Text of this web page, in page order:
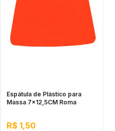
Espátula de Plástico para
Massa 7x12,5CM Roma
R$ 1,50